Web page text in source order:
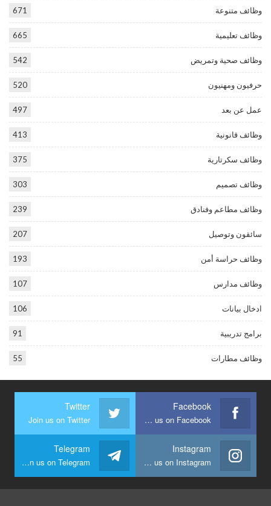
وظائف متنوعة 671
وظائف تعليمية 665
وظائف صحية وتمريض 542
حرفيون ومهنيون 520
عمل عن بعد 497
وظائف قانونية 413
وظائف سكرتارية 375
وظائف تصميم 303
وظائف مطاعم وفنادق 239
سائقون وتوصيل 207
وظائف حراسة أمن 193
وظائف مدارس 107
ادخال بيانات 106
برامج تدريبية 91
وظائف مطارات 55
Facebook
Join us on Facebook
Twitter
Join us on Twitter
Instagram
Join us on Instagram
Telegram
Join us on Telegram